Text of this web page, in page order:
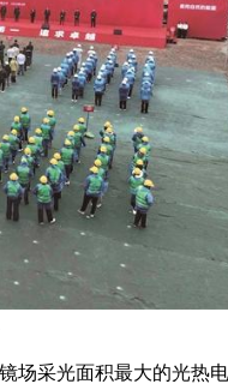
场采光面积最大的光